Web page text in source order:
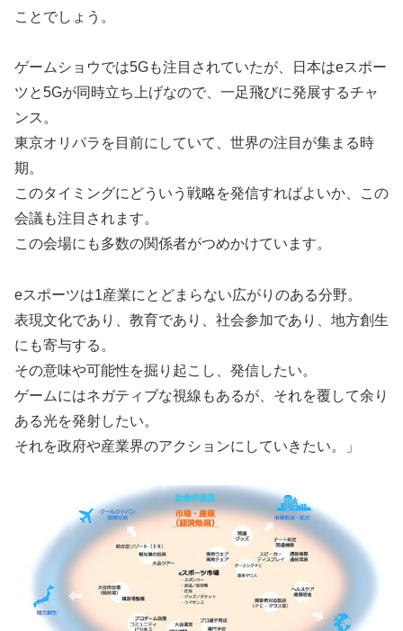
ことでしょう。
ゲームショウでは5Gも注目されていたが、日本はeスポー
ツと5Gが同時立ち上げなので、一足飛びに発展するチャ
ンス。
東京オリパラを目前にしていて、世界の注目が集まる時
期。
このタイミングにどういう戦略を発信すればよいか、この
会議も注目されます。
この会場にも多数の関係者がつめかけています。
eスポーツは1産業にとどまらない広がりのある分野。
表現文化であり、教育であり、社会参加であり、地方創生
にも寄与する。
その意味や可能性を掘り起こし、発信したい。
ゲームにはネガティブな視線もあるが、それを覆して余り
ある光を発射したい。
それを政府や産業界のアクションにしていきたい。」